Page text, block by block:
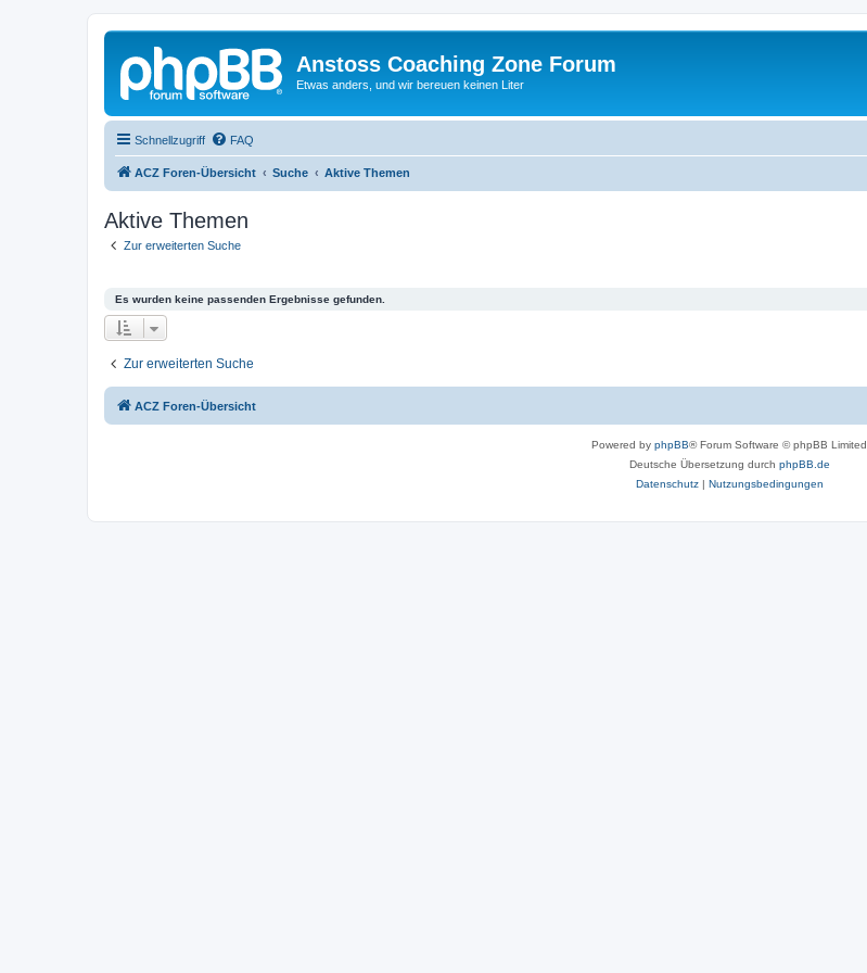
Anstoss Coaching Zone Forum
Etwas anders, und wir bereuen keinen Liter
Schnellzugriff FAQ
ACZ Foren-Übersicht Suche Aktive Themen
Aktive Themen
Zur erweiterten Suche
Es wurden keine passenden Ergebnisse gefunden.
Zur erweiterten Suche
ACZ Foren-Übersicht
Powered by phpBB® Forum Software © phpBB Limited
Deutsche Übersetzung durch phpBB.de
Datenschutz| Nutzungsbedingungen